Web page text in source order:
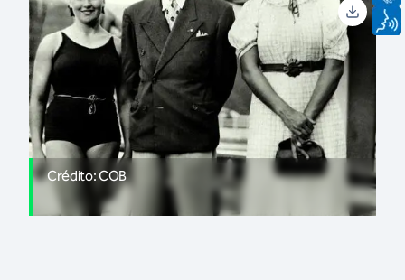
Crédito: COB